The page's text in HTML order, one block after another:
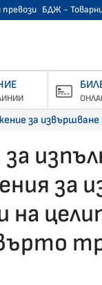
БДЖ -
за
за
на